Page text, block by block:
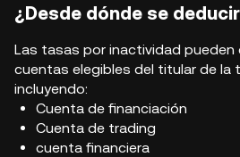
¿Desde dónde se
Las tasas por inactividad pueden
cuentas elegibles del titular de la
incluyendo:
Cuenta de financiación
Cuenta de trading
cuenta financiera